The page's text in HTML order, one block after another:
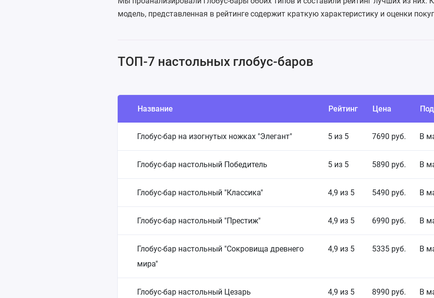
модель, представленная в рейтинге содержит краткую характеристику и оценки
ТОП-7 настольных глобус-баров
Название Рейтинг Цена
Глобус-бар на изогнутых ножках "Элегант" 5 из 5 7690 руб. В
Глобус-бар настольный Победитель 5 из 5 5890 руб. В
Глобус-бар настольный "Классика" 4,9 из 5 5490 руб. В
Глобус-бар настольный "Престиж" 4,9 из 5 6990 руб. В
Глобус-бар настольный "Сокровища древнего
мира"
4,9 из 5 5335 руб. В
Глобус-бар настольный Цезарь 4,9 из 5 8990 руб. В